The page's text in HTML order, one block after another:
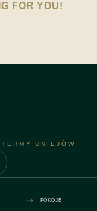
FOR YOU!
UNIEJÓW
POKOJE